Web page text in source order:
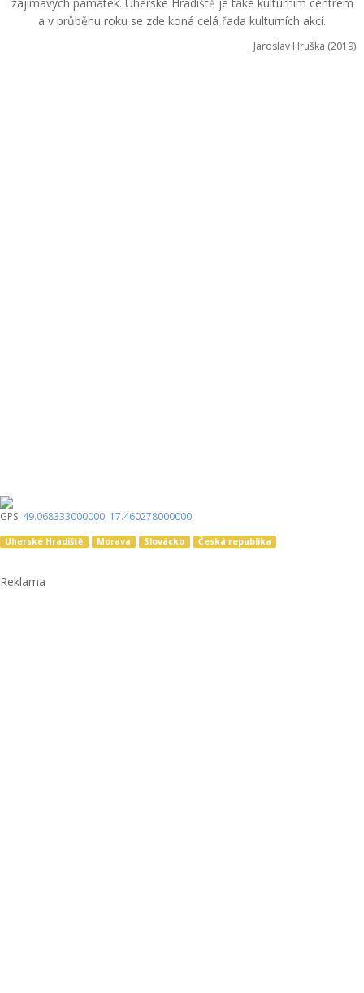
a v průběhu roku se zde koná celá řada kulturních akcí.
Jaroslav Hruška (2019)
GPS: 49.068333000000, 17.460278000000
Uherské Hradiště Morava Slovácko Česká republika
Reklama